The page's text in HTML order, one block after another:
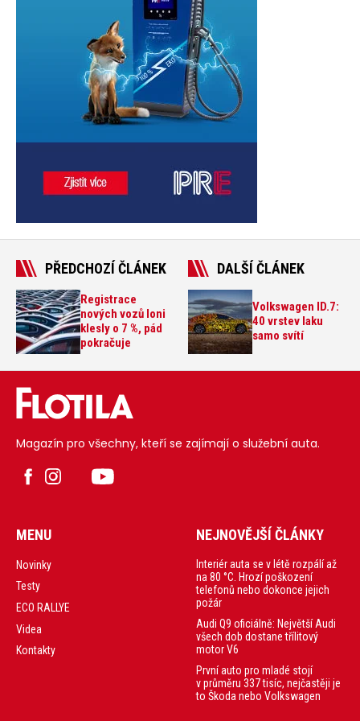
PŘEDCHOZÍ ČLÁNEK
Registrace
nových vozů loni
klesly o 7 %, pád
pokračuje
DALŠÍ ČLÁNEK
Volkswagen ID.7:
40 vrstev laku
samo svítí
Magazín pro všechny, kteří se zajímají o služební auta.
MENU
Novinky
Testy
ECO RALLYE
Videa
Kontakty
NEJNOVĚJŠÍ ČLÁNKY
Interiér auta se v létě rozpálí až
na 80 °C. Hrozí poškození
telefonů nebo dokonce jejich
požár
Audi Q9 oficiálně: Největší Audi
všech dob dostane třílitový
motor V6
První auto pro mladé stojí
v průměru 337 tisíc, nejčastěji je
to Škoda nebo Volkswagen